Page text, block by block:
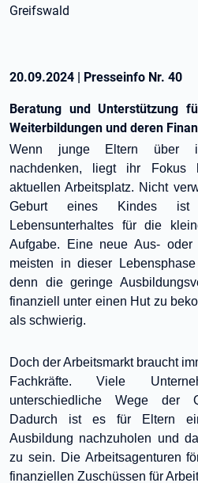
Greifswald
20.09.2024 | Presseinfo Nr. 40
Beratung und Unterstützung
Weiterbildungen und deren
Wenn junge Eltern über
nachdenken, liegt ihr Fokus
aktuellen Arbeitsplatz. Nicht
Geburt eines Kindes
Lebensunterhaltes für die
Aufgabe. Eine neue Aus-
meisten in dieser
denn die geringe
finanziell unter einen Hut zu
als schwierig.
Doch der Arbeitsmarkt braucht
Fachkräfte. Viele
unterschiedliche Wege der
Dadurch ist es für Eltern
Ausbildung nachzuholen und
zu sein. Die Arbeitsagenturen
finanziellen Zuschüssen für